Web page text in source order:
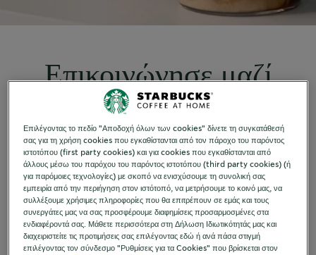
Επικοινώνησε μαζί
μας στο Starbucks At
Home.
Επίλεξε μια από τις παρακάτω κατηγορίες,
ανάλογα με το αίτημα σου.
Επιλέγοντας το πεδίο "Αποδοχή όλων των cookies" δίνετε τη συγκατάθεσή
σας για τη χρήση cookies που εγκαθίστανται από τον πάροχο του παρόντος
ιστοτόπου (first party cookies) και για cookies που εγκαθίστανται από
άλλους μέσω του παρόχου του παρόντος ιστοτόπου (third party cookies) (ή
για παρόμοιες τεχνολογίες) με σκοπό να ενισχύσουμε τη συνολική σας
εμπειρία από την περιήγηση στον ιστότοπό, να μετρήσουμε το κοινό μας, να
συλλέξουμε χρήσιμες πληροφορίες που θα επιτρέπουν σε εμάς και τους
συνεργάτες μας να σας προσφέρουμε διαφημίσεις προσαρμοσμένες στα
ενδιαφέροντά σας. Μάθετε περισσότερα στη Δήλωση Ιδιωτικότητάς μας και
διαχειριστείτε τις προτιμήσεις σας επιλέγοντας εδώ ή ανά πάσα στιγμή
επιλέγοντας τον σύνδεσμο "Ρυθμίσεις για τα Cookies" που βρίσκεται στον